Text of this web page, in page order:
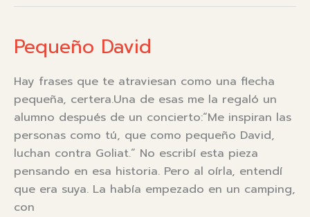
músico
(tesis)
Pequeño David
Hay frases que te atraviesan como una flecha
pequeña, certera.Una de esas me la regaló un
alumno después de un concierto:“Me inspiran las
personas como tú, que como pequeño David,
luchan contra Goliat.” No escribí esta pieza
pensando en esa historia. Pero al oírla, entendí
que era suya. La había empezado en un camping,
con